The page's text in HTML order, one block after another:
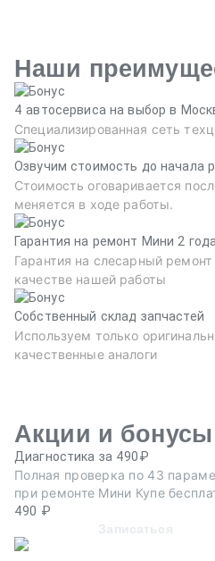
Наши
4 автосервиса на выбор в
Специализированная сеть
Озвучим стоимость до начала
Стоимость оговаривается
меняется в ходе работы.
Гарантия на ремонт Мини 2 года
Гарантия на слесарный
качестве нашей работы
Собственный склад запчастей
Используем только
качественные аналоги
Акции и бонусы
Диагностика за 490₽
Полная проверка по 43
при ремонте Мини Купе
490 ₽
Записаться